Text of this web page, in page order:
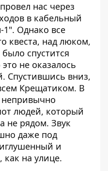
нас через
в кабельный
Однако все
квеста, над люком,
спустится
не оказалось
Спустившись вниз,
Крещатиком. В
людей, который
не рядом. Звук
даже под
и
на улице.